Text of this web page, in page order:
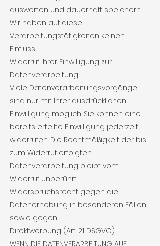
auswerten und dauerhaft speichern.
Wir haben auf diese
Verarbeitungstätigkeiten keinen
Einfluss.
Widerruf Ihrer Einwilligung zur
Datenverarbeitung
Viele Datenverarbeitungsvorgänge
sind nur mit Ihrer ausdrücklichen
Einwilligung möglich. Sie können eine
bereits erteilte Einwilligung jederzeit
widerrufen. Die Rechtmäßigkeit der bis
zum Widerruf erfolgten
Datenverarbeitung bleibt vom
Widerruf unberührt.
Widerspruchsrecht gegen die
Datenerhebung in besonderen Fällen
sowie gegen
Direktwerbung (Art. 21 DSGVO)
WENN DIE DATENVERARBEITUNG AUF